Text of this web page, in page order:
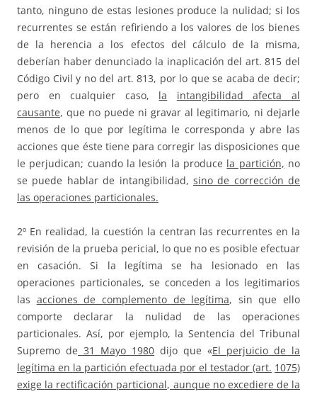
tanto, ninguno de estas lesiones produce la nulidad; si los
recurrentes se están refiriendo a los valores de los bienes
de la herencia a los efectos del cálculo de la misma,
deberían haber denunciado la inaplicación del art. 815 del
Código Civil y no del art. 813, por lo que se acaba de decir;
pero en cualquier caso, la
intangibilidad afecta al
causante, que no puede ni gravar al legitimario, ni dejarle
menos de lo que por legítima le corresponda y abre las
acciones que éste tiene para corregir las disposiciones que
le perjudican; cuando la lesión la produce la partición, no
se puede hablar de intangibilidad, sino de corrección de
las operaciones particionales.
2º En realidad, la cuestión la centran las recurrentes en la
revisión de la prueba pericial, lo que no es posible efectuar
en casación. Si la legítima se ha lesionado en las
operaciones particionales, se conceden a los legitimarios
las acciones de complemento de legítima, sin que ello
comporte declarar la nulidad de las operaciones
particionales. Así, por ejemplo, la Sentencia del Tribunal
Supremo de 31 Mayo 1980 dijo que «El perjuicio de la
legítima en la partición efectuada por el testador (art. 1075)
exige la rectificación particional, aunque no excediere de la